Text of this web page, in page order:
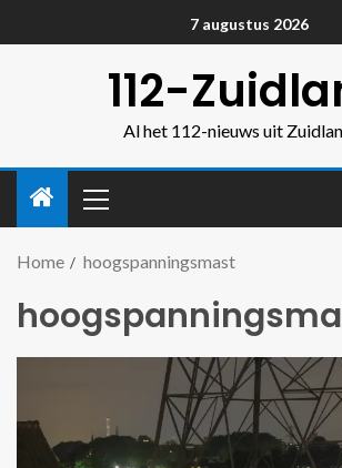
7 augustus 2026
112-
Al het 112-nieuws uit
Home hoogspanningsmast